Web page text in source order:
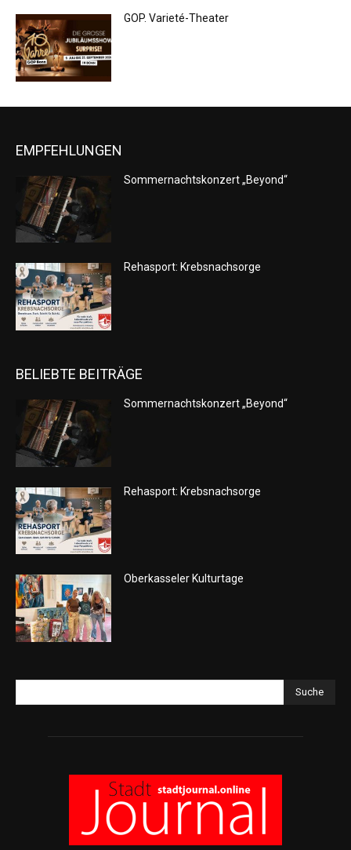
GOP. Varieté-Theater
EMPFEHLUNGEN
Sommernachtskonzert „Beyond“
Rehasport: Krebsnachsorge
BELIEBTE BEITRÄGE
Sommernachtskonzert „Beyond“
Rehasport: Krebsnachsorge
Oberkasseler Kulturtage
Suche